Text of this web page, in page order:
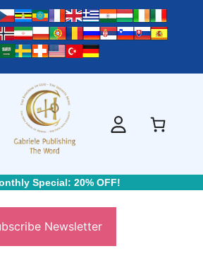
Special: 20% OFF!
Newsletter